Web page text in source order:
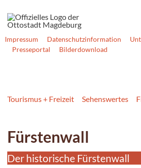
Impressum Datenschutzinformation
Presseportal
Bilderdownload
Tourismus + Freizeit Sehenswertes
Fürstenwall
Der historische Fürstenwall